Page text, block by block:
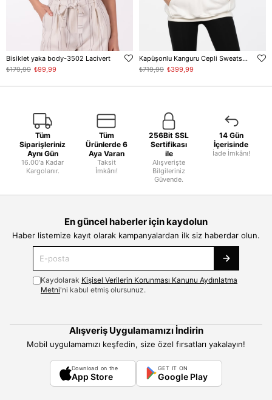
Bisiklet yaka body-3502 Lacivert
₺99,99
₺179,99
Kapüşonlu Kanguru Cepli Sweatshirt - Ekru
₺399,99
₺719,99
Tüm
Siparişleriniz
Aynı Gün
16.00'a Kadar
Kargolanır.
Tüm
Ürünlerde 6
Aya Varan
Taksit
İmkânı!
256Bit SSL
Sertifikası
ile
Alışverişte
Bilgileriniz
Güvende.
14 Gün
İçerisinde
İade İmkânı!
En güncel haberler için kaydolun
Haber listemize kayıt olarak kampanyalardan ilk siz haberdar olun.
Kaydolarak Kişisel Verilerin Korunması Kanunu Aydınlatma
Metni'ni kabul etmiş olursunuz.
Alışveriş Uygulamamızı İndirin
Mobil uygulamamızı keşfedin, size özel fırsatları yakalayın!
Download on the
App Store
GET IT ON
Google Play